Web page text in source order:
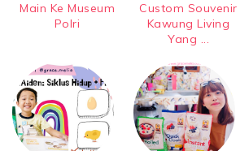
Main Ke Museum
Polri
Custom Souvenir
Kawung Living
Yang ...